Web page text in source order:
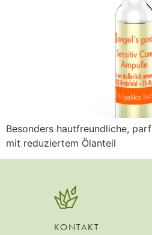
Besonders hautfreundliche,
mit reduziertem Ölanteil
KONTAKT